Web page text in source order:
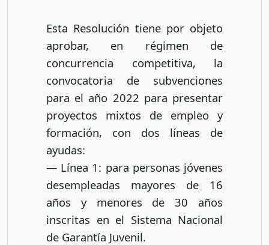
Esta Resolución tiene por objeto
aprobar, en régimen de
concurrencia competitiva, la
convocatoria de subvenciones
para el año 2022 para presentar
proyectos mixtos de empleo y
formación, con dos líneas de
ayudas:
— Línea 1: para personas jóvenes
desempleadas mayores de 16
años y menores de 30 años
inscritas en el Sistema Nacional
de Garantía Juvenil.